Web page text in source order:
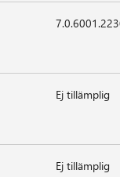
Ej tillämplig
Ej tillämplig